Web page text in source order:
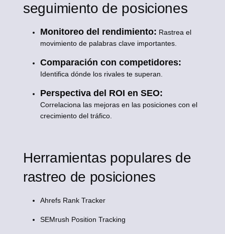
seguimiento de posiciones
Monitoreo del rendimiento: Rastrea el
movimiento de palabras clave importantes.
Comparación con competidores:
Identifica dónde los rivales te superan.
Perspectiva del ROI en SEO:
Correlaciona las mejoras en las posiciones con el
crecimiento del tráfico.
Herramientas populares de
rastreo de posiciones
Ahrefs Rank Tracker
SEMrush Position Tracking